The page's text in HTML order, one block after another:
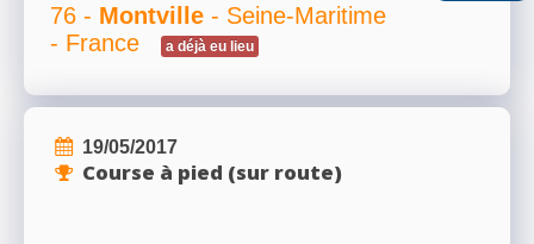
76 - Montville - Seine-Maritime
- France
a déjà eu lieu
19/05/2017
Course à pied (sur route)